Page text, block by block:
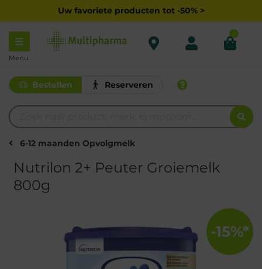
Uw favoriete producten tot -50% >
Menu
0
Bestellen Reserveren
6-12 maanden Opvolgmelk
Nutrilon 2+ Peuter Groiemelk
800g
-15%*